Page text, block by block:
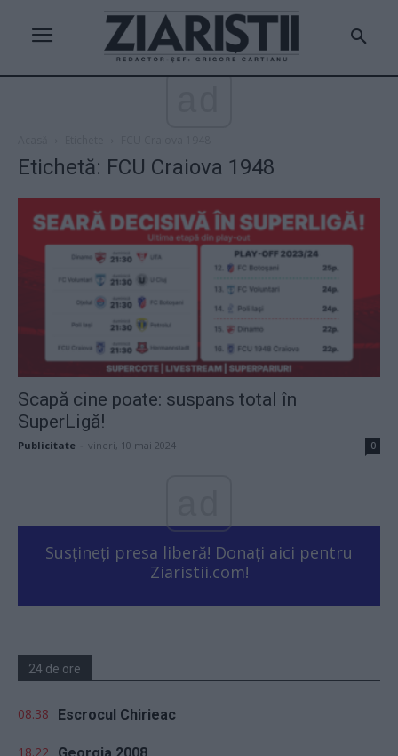
Etichetă: FCU Craiova 1948
Scapă cine poate: suspans total în
SuperLigă!
Publicitate vineri, 10 mai 2024 0
Susțineți presa liberă! Donați aici pentru
Ziaristii.com!
24 de ore
08.38 Escrocul Chirieac
18.22